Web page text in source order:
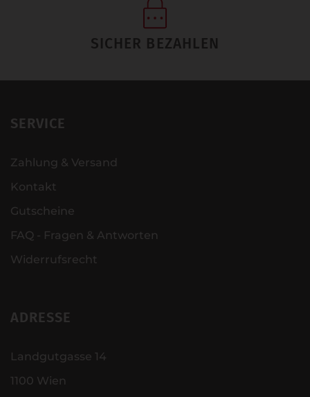
SICHER BEZAHLEN
SERVICE
Zahlung & Versand
Kontakt
Gutscheine
FAQ - Fragen & Antworten
Widerrufsrecht
ADRESSE
Landgutgasse 14
1100 Wien